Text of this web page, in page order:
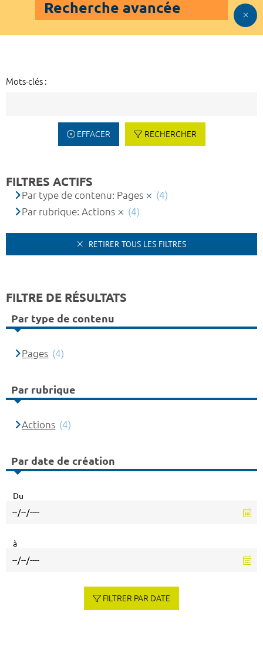
Recherche avancée
Mots-clés :
EFFACER RECHERCHER
FILTRES ACTIFS
Par type de contenu: Pages
(4)
Par rubrique: Actions
(4)
RETIRER TOUS LES FILTRES
FILTRE DE RÉSULTATS
Par type de contenu
Pages (4)
Par rubrique
Actions (4)
Par date de création
Du
à
FILTRER PAR DATE